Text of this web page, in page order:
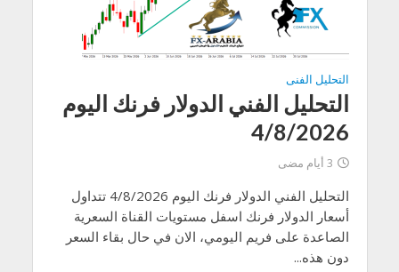
التحليل الفنى
التحليل الفني الدولار فرنك اليوم
4/8/2026
3 أيام مضى
التحليل الفني الدولار فرنك اليوم 4/8/2026 تتداول
أسعار الدولار فرنك اسفل مستويات القناة السعرية
الصاعدة على فريم اليومي، الان في حال بقاء السعر
دون هذه...